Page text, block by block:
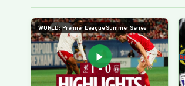
▶
WORLD: Premier League Summer Series